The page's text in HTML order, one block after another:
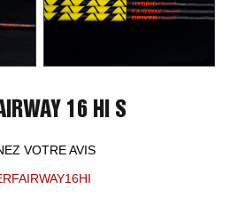
16 HI S
VOTRE AVIS